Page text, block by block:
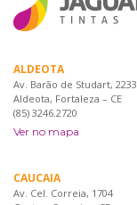
ALDEOTA
Av. Barão de Studart, 2233
Aldeota, Fortaleza – CE
(85) 3246.2720
Ver no mapa
CAUCAIA
Av. Cel. Correia, 1704